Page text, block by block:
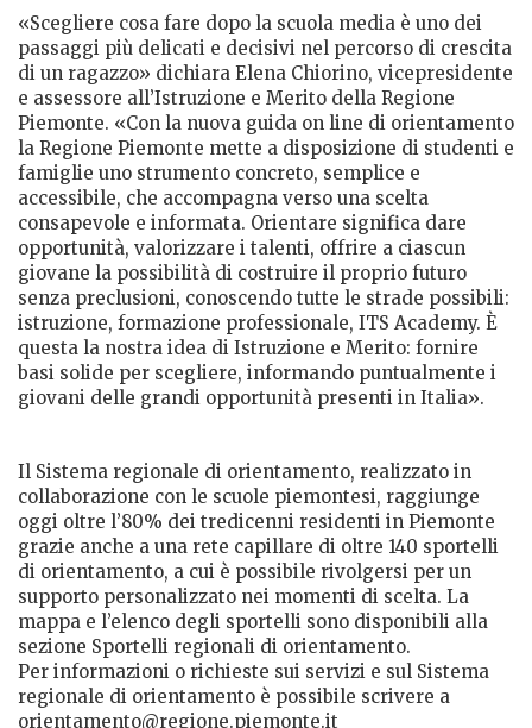
«Scegliere cosa fare dopo la scuola media è uno dei
passaggi più delicati e decisivi nel percorso di crescita
di un ragazzo» dichiara Elena Chiorino, vicepresidente
e assessore all’Istruzione e Merito della Regione
Piemonte. «Con la nuova guida on line di orientamento
la Regione Piemonte mette a disposizione di studenti e
famiglie uno strumento concreto, semplice e
accessibile, che accompagna verso una scelta
consapevole e informata. Orientare significa dare
opportunità, valorizzare i talenti, offrire a ciascun
giovane la possibilità di costruire il proprio futuro
senza preclusioni, conoscendo tutte le strade possibili:
istruzione, formazione professionale, ITS Academy. È
questa la nostra idea di Istruzione e Merito: fornire
basi solide per scegliere, informando puntualmente i
giovani delle grandi opportunità presenti in Italia».
Il Sistema regionale di orientamento, realizzato in
collaborazione con le scuole piemontesi, raggiunge
oggi oltre l’80% dei tredicenni residenti in Piemonte
grazie anche a una rete capillare di oltre 140 sportelli
di orientamento, a cui è possibile rivolgersi per un
supporto personalizzato nei momenti di scelta. La
mappa e l’elenco degli sportelli sono disponibili alla
sezione Sportelli regionali di orientamento.
Per informazioni o richieste sui servizi e sul Sistema
regionale di orientamento è possibile scrivere a
orientamento@regione.piemonte.it